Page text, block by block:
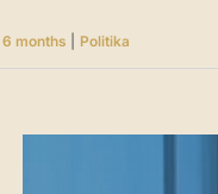
6 months Politika